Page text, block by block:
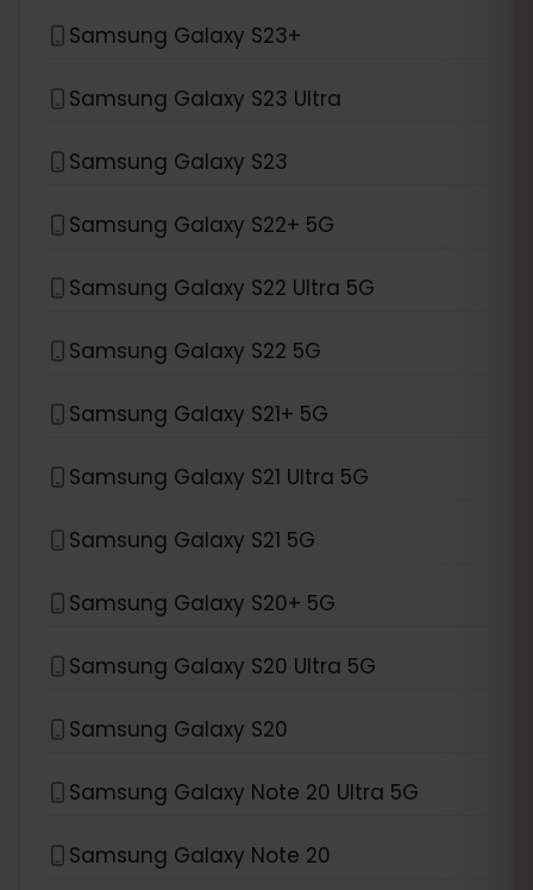
Samsung Galaxy S23+
Samsung Galaxy S23 Ultra
Samsung Galaxy S23
Samsung Galaxy S22+ 5G
Samsung Galaxy S22 Ultra 5G
Samsung Galaxy S22 5G
Samsung Galaxy S21+ 5G
Samsung Galaxy S21 Ultra 5G
Samsung Galaxy S21 5G
Samsung Galaxy S20+ 5G
Samsung Galaxy S20 Ultra 5G
Samsung Galaxy S20
Samsung Galaxy Note 20 Ultra 5G
Samsung Galaxy Note 20